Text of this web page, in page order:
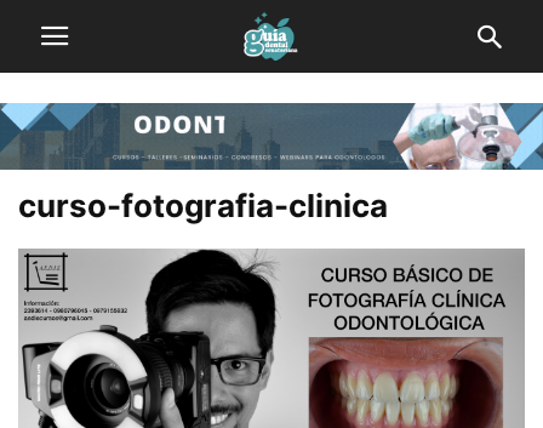
curso-fotografia-clinica